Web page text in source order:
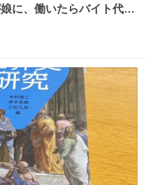
に、働いたらバイト代も
ない、と言って黙々と働
リーム買ってやろうと思